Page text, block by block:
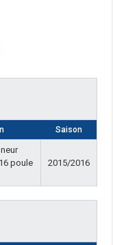
Saison
poule
2015/2016